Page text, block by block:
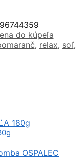
do kúpeľa
, relax, soľ,